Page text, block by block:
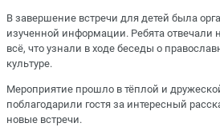
В завершение встречи для детей была
изученной информации. Ребята отвечали
всё, что узнали в ходе беседы о
культуре.
Мероприятие прошло в тёплой и
поблагодарили гостя за интересный
новые встречи.